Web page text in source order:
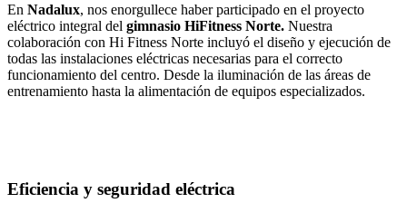
En Nadalux, nos enorgullece haber participado en el proyecto
eléctrico integral del gimnasio HiFitness Norte. Nuestra
colaboración con Hi Fitness Norte incluyó el diseño y ejecución de
todas las instalaciones eléctricas necesarias para el correcto
funcionamiento del centro. Desde la iluminación de las áreas de
entrenamiento hasta la alimentación de equipos especializados.
Eficiencia y seguridad eléctrica